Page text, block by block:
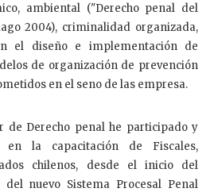
ambiental ("Derecho penal del
2004), criminalidad organizada,
el diseño e implementación de
de organización de prevención
en el seno de las empresa.
de Derecho penal he participado y
en la capacitación de Fiscales,
chilenos, desde el inicio del
nuevo Sistema Procesal Penal